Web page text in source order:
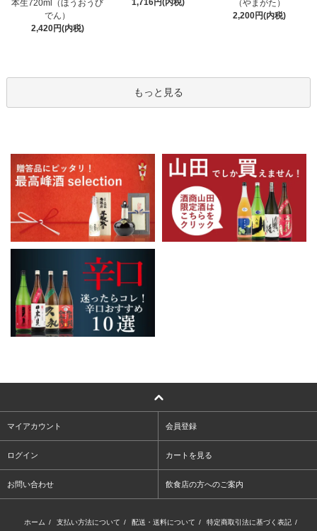
本生720ml（ほうおうび
でん）
2,420円(内税)
1,716円(内税)
（やまがた）
2,200円(内税)
もっと見る
マイアカウント 会員登録
ログイン カートを見る
お問い合わせ 飲食店の方へのご案内
ホーム / 支払い方法について / 配送・送料について / 特定商取引法に基づく表記 /